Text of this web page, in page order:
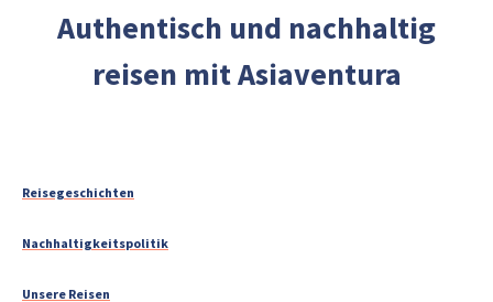
Authentisch und nachhaltig
reisen mit Asiaventura
Reisegeschichten
Nachhaltigkeitspolitik
Unsere Reisen